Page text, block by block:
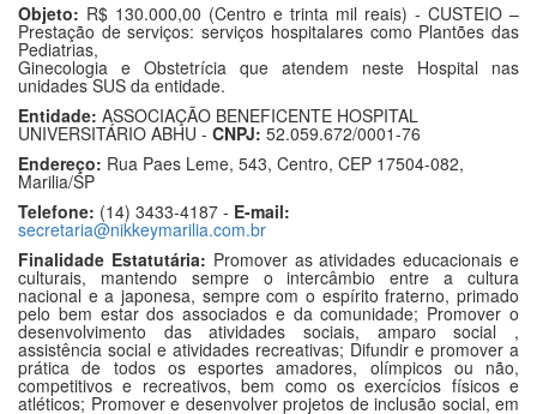
Objeto: R$ 130.000,00 (Centro e trinta mil reais) - CUSTEIO –
Prestação de serviços: serviços hospitalares como Plantões das
Pediatrias,
Ginecologia e Obstetrícia que atendem neste Hospital nas
unidades SUS da entidade.
Entidade: ASSOCIAÇÃO BENEFICENTE HOSPITAL
UNIVERSITÁRIO ABHU - CNPJ: 52.059.672/0001-76
Endereço: Rua Paes Leme, 543, Centro, CEP 17504-082,
Marilia/SP
Telefone: (14) 3433-4187 - E-mail:
secretaria@nikkeymarilia.com.br
Finalidade Estatutária: Promover as atividades educacionais e
culturais, mantendo sempre o intercâmbio entre a cultura
nacional e a japonesa, sempre com o espírito fraterno, primado
pelo bem estar dos associados e da comunidade; Promover o
desenvolvimento das atividades sociais, amparo social ,
assistência social e atividades recreativas; Difundir e promover a
prática de todos os esportes amadores, olímpicos ou não,
competitivos e recreativos, bem como os exercícios físicos e
atléticos; Promover e desenvolver projetos de inclusão social, em